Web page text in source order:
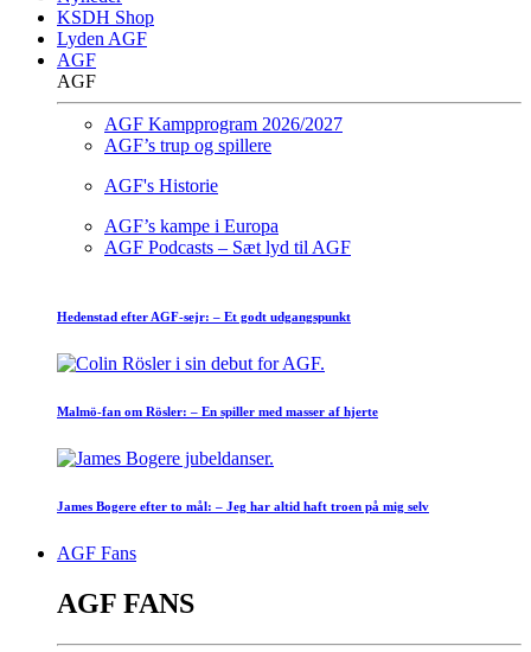
KSDH Shop
Lyden AGF
AGF
AGF
AGF Kampprogram 2026/2027
AGF’s trup og spillere
AGF's Historie
AGF’s kampe i Europa
AGF Podcasts – Sæt lyd til AGF
Hedenstad efter AGF-sejr: – Et godt udgangspunkt
Malmö-fan om Rösler: – En spiller med masser af hjerte
James Bogere efter to mål: – Jeg har altid haft troen på mig selv
AGF Fans
AGF FANS